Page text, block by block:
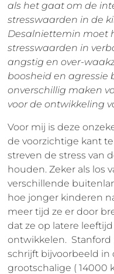
als het gaat om de
stresswaarden in de
Desalniettemin moet
stresswaarden in
angstig en over-
boosheid en agressie
onverschillig maken
voor de ontwikkeling
Voor mij is deze
de voorzichtige kant
streven de stress van
houden. Zeker als los
verschillende
hoe jonger kinderen
meer tijd ze er door
dat ze op latere
ontwikkelen. Stanford
schrijft bijvoorbeeld in
grootschalige ( 14000